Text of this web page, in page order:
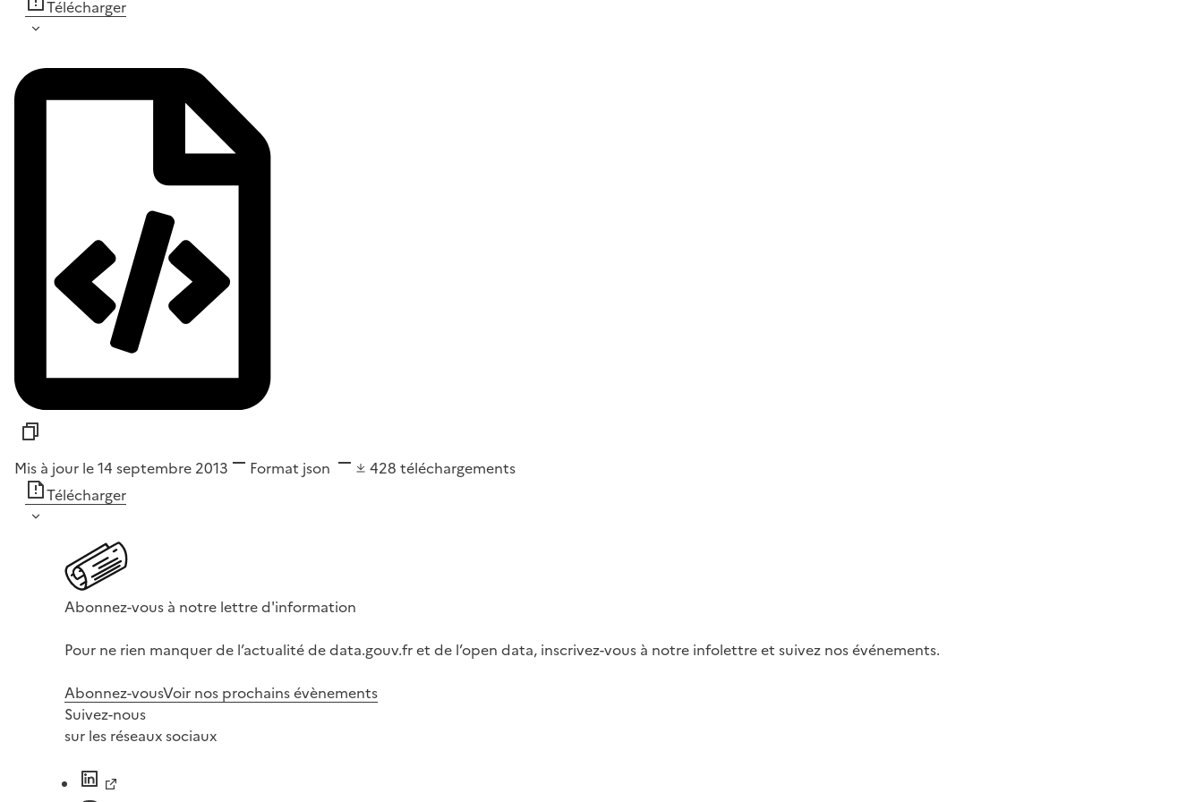
Télécharger
Mis à jour le 14 septembre 2013 Format json 428 téléchargements
Télécharger
Abonnez-vous à notre lettre d'information
Pour ne rien manquer de l’actualité de data.gouv.fr et de l’open data, inscrivez-vous à notre infolettre et suivez nos événements.
Abonnez-vousVoir nos prochains évènements
Suivez-nous
sur les réseaux sociaux